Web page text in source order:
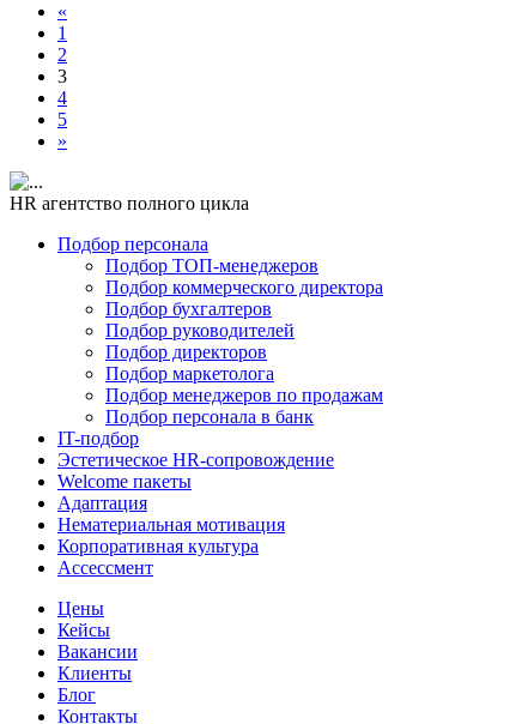
«
1
2
3
4
5
»
HR агентство полного цикла
Подбор персонала
Подбор ТОП-менеджеров
Подбор коммерческого директора
Подбор бухгалтеров
Подбор руководителей
Подбор директоров
Подбор маркетолога
Подбор менеджеров по продажам
Подбор персонала в банк
IT-подбор
Эстетическое HR-сопровождение
Welcome пакеты
Адаптация
Нематериальная мотивация
Корпоративная культура
Ассессмент
Цены
Кейсы
Вакансии
Клиенты
Блог
Контакты